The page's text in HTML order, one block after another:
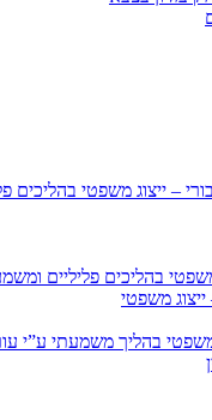
– ייצוג משפטי בהליכים
בהליכים פליליים
משפטי
בהליך משמעתי ע”י